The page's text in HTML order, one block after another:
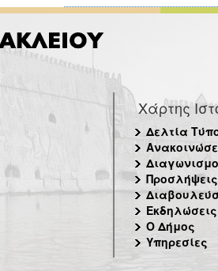
Χάρτης
Δελτία
Προσλήψεις
Εκδηλώσεις
Ο Δήμος
Υπηρεσίες